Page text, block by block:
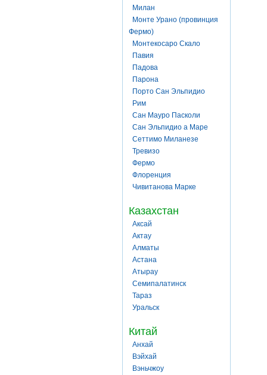
Милан
Монте Урано (провинция
Фермо)
Монтекосаро Скало
Павия
Падова
Парона
Порто Сан Эльпидио
Рим
Сан Мауро Пасколи
Сан Эльпидио а Маре
Сеттимо Миланезе
Тревизо
Фермо
Флоренция
Чивитанова Марке
Казахстан
Аксай
Актау
Алматы
Астана
Атырау
Семипалатинск
Тараз
Уральск
Китай
Анхай
Вэйхай
Вэньчжоу